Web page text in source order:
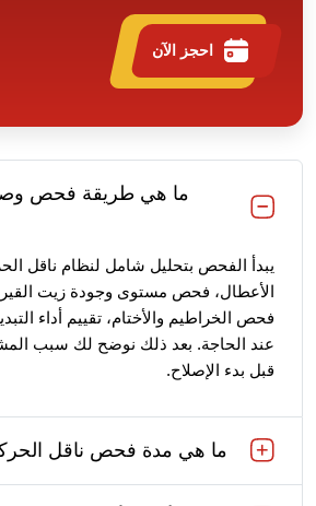
ما هي طريقة فحص
يبدأ الفحص بتحليل شامل لنظام ناقل
الأعطال، فحص مستوى وجودة زيت القير،
فحص الخراطيم والأختام، تقييم أداء
عند الحاجة. بعد ذلك نوضح لك سبب
قبل بدء الإصلاح.
ما هي مدة فحص ناقل
احجز الآن